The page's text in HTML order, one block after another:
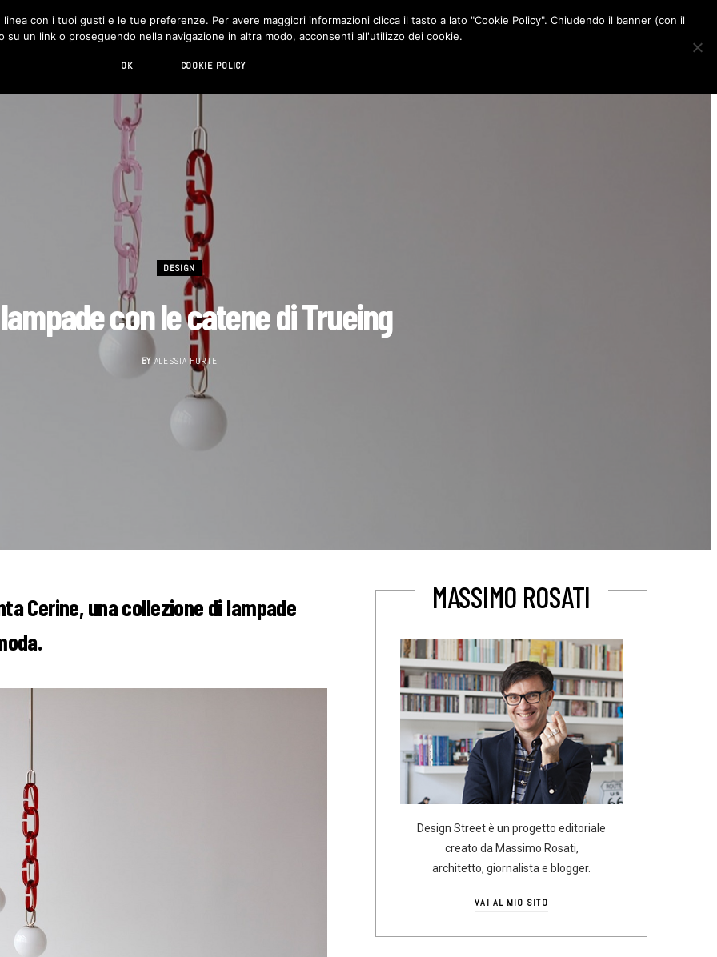
DESIGN LIVING HI-TECH CHI SIAMO CONTATTI
o
g
r
d
DESIGN
con le catene di Trueing
BY ALESSIA FORTE
Cerine, una collezione di lampade
MASSIMO ROSATI
Design Street è un progetto editoriale
creato da Massimo Rosati,
architetto, giornalista e blogger.
VAI AL MIO SITO
con i tuoi gusti e le tue preferenze. Per avere maggiori informazioni clicca il tasto a lato "Cookie Policy". Chiudendo il banner (con il
su un link o proseguendo nella navigazione in altra modo, acconsenti all'utilizzo dei cookie.
OK COOKIE POLICY